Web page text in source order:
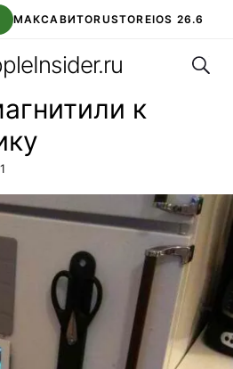
МАКСАВИТОRUSTOREIOS 26.6
ОНЛАЙН ЧАТ В ROBLOX
к